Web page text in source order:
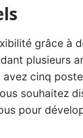
grâce à
plusieurs
cinq
souhaitez
pour